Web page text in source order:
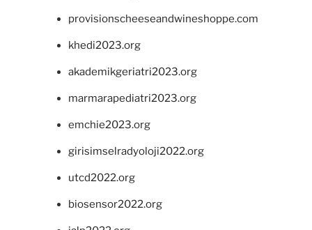
provisionscheeseandwineshoppe.com
khedi2023.org
akademikgeriatri2023.org
marmarapediatri2023.org
emchie2023.org
girisimselradyoloji2022.org
utcd2022.org
biosensor2022.org